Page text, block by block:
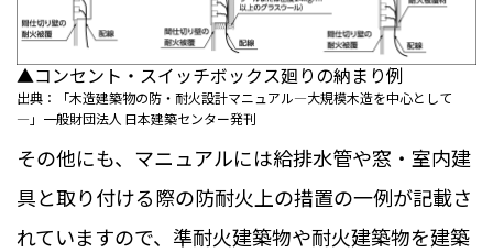
▲コンセント・スイッチボックス廻りの納まり例
出典：「木造建築物の防・耐火設計マニュアル―大規模木造を中心として
―」一般財団法人 日本建築センター発刊
その他にも、マニュアルには給排水管や窓・室内建
具と取り付ける際の防耐火上の措置の一例が記載さ
れていますので、準耐火建築物や耐火建築物を建築